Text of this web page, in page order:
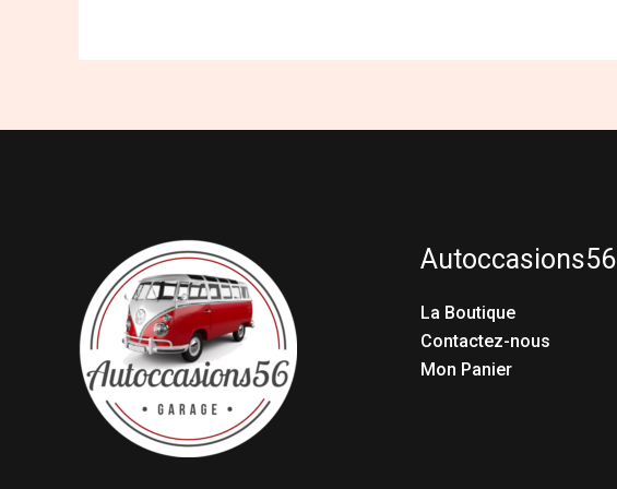
Autoccasions56
La Boutique
Contactez-nous
Mon Panier